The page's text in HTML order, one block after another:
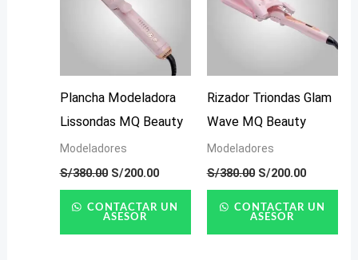
Plancha Modeladora
Lissondas MQ Beauty
Modeladores
S/380.00 S/200.00
CONTACTAR UN
ASESOR
Rizador Triondas Glam
Wave MQ Beauty
Modeladores
S/380.00 S/200.00
CONTACTAR UN
ASESOR